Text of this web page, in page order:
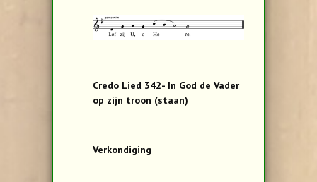
Credo Lied 342- In God de Vader
op zijn troon (staan)
Verkondiging